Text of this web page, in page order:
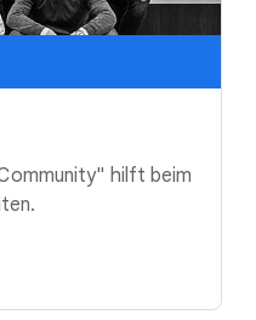
hilft beim